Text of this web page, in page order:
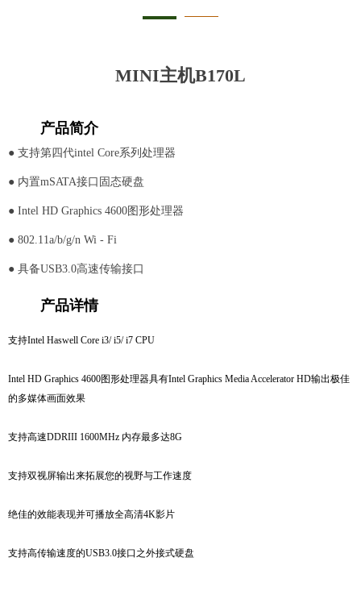
MINI主机B170L
● 支持第四代intel Core系列处理器
● 内置mSATA接口固态硬盘
● Intel HD Graphics 4600图形处理器
● 802.11a/b/g/n Wi - Fi
● 具备USB3.0高速传输接口
支持Intel Haswell Core i3/ i5/ i7 CPU
Intel HD Graphics 4600图形处理器具有Intel Graphics Media Accelerator HD输出极佳
的多媒体画面效果
支持高速DDRIII 1600MHz 内存最多达8G
支持双视屏输出来拓展您的视野与工作速度
绝佳的效能表现并可播放全高清4K影片
支持高传输速度的USB3.0接口之外接式硬盘
产品简介
产品详情